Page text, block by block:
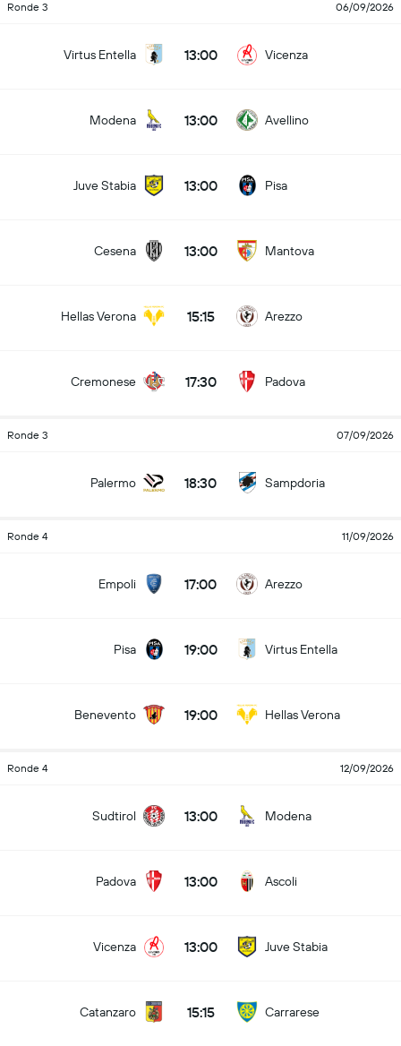
Ronde 3 06/09/2026
Virtus Entella 13:00 Vicenza
Modena 13:00 Avellino
Juve Stabia 13:00 Pisa
Cesena 13:00 Mantova
Hellas Verona 15:15 Arezzo
Cremonese 17:30 Padova
Ronde 3 07/09/2026
Palermo 18:30 Sampdoria
Ronde 4 11/09/2026
Empoli 17:00 Arezzo
Pisa 19:00 Virtus Entella
Benevento 19:00 Hellas Verona
Ronde 4 12/09/2026
Sudtirol 13:00 Modena
Padova 13:00 Ascoli
Vicenza 13:00 Juve Stabia
Catanzaro 15:15 Carrarese